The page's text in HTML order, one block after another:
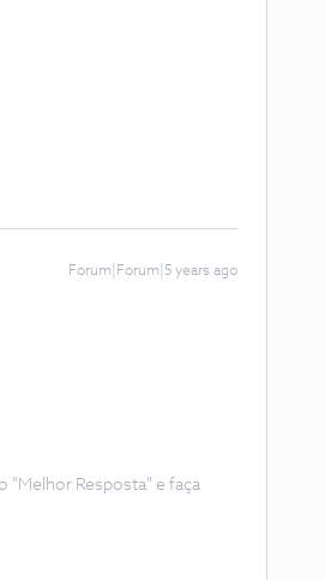
Forum|Forum|5 years ago
"Melhor Resposta" e faça